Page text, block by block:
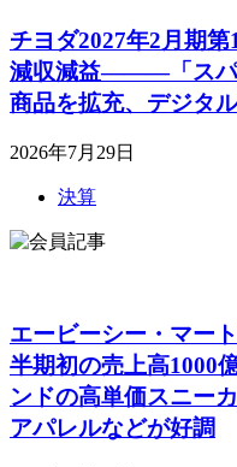
チヨダ2027年2月期
減収減益―――「スパ
商品を拡充、デジタ
2026年7月29日
決算
エービーシー・マー
半期初の売上高1000
ンドの高単価スニー
アパレルなどが好調